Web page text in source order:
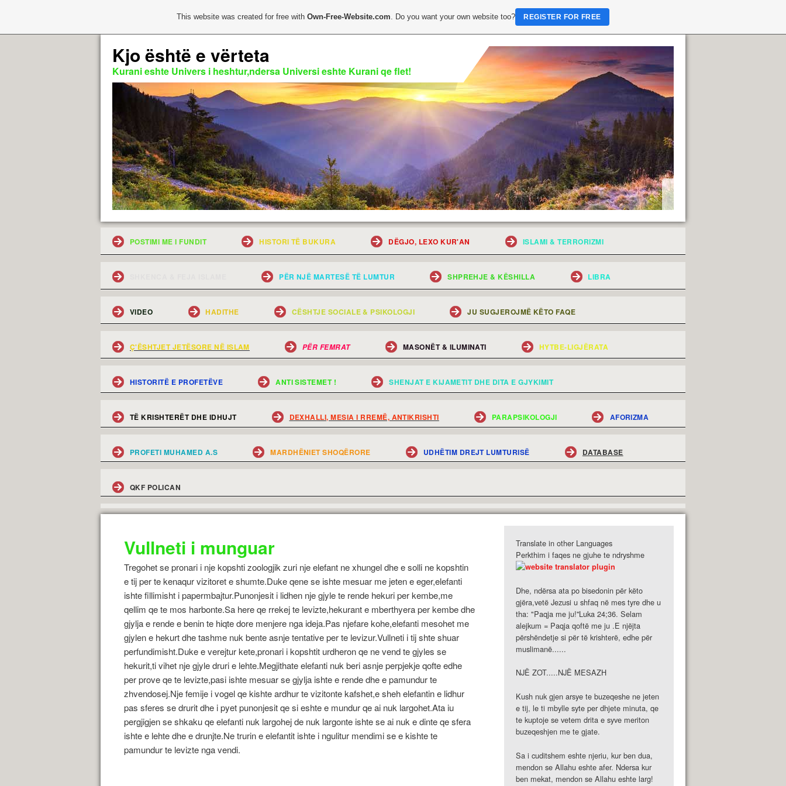
Kjo është e vërteta
Kurani eshte Univers i heshtur,ndersa Universi eshte Kurani qe flet!
POSTIMI ME I FUNDIT HISTORI TË BUKURA DËGJO, LEXO KUR'AN ISLAMI & TERRORIZMI
PËR NJË MARTESË TË LUMTUR SHPREHJE & KËSHILLA LIBRA
VIDEO HADITHE CËSHTJE SOCIALE & PSIKOLOGJI JU SUGJEROJMË KËTO FAQE
Ç'ËSHTJET JETËSORE NË ISLAM PËR FEMRAT MASONËT & ILUMINATI HYTBE-LIGJËRATA
HISTORITË E PROFETËVE ANTI SISTEMET ! SHENJAT E KIJAMETIT DHE DITA E GJYKIMIT
TË KRISHTERËT DHE IDHUJT DEXHALLI, MESIA I RREMË, ANTIKRISHTI PARAPSIKOLOGJI AFORIZMA
PROFETI MUHAMED A.S MARDHËNIET SHOQËRORE UDHËTIM DREJT LUMTURISË DATABASE
QKF POLICAN
Vullneti i munguar
Tregohet se pronari i nje kopshti zoologjik zuri nje elefant ne xhungel dhe e solli ne kopshtin
e tij per te kenaqur vizitoret e shumte.Duke qene se ishte mesuar me jeten e eger,elefanti
ishte fillimisht i papermbajtur.Punonjesit i lidhen nje gjyle te rende hekuri per kembe,me
qellim qe te mos harbonte.Sa here qe rrekej te levizte,hekurant e mberthyera per kembe dhe
gjylja e rende e benin te hiqte dore menjere nga ideja.Pas njefare kohe,elefanti mesohet me
gjylen e hekurt dhe tashme nuk bente asnje tentative per te levizur.Vullneti i tij shte shuar
perfundimisht.Duke e verejtur kete,pronari i kopshtit urdheron qe ne vend te gjyles se
hekurit,ti vihet nje gjyle druri e lehte.Megjithate elefanti nuk beri asnje perpjekje qofte edhe
per prove qe te levizte,pasi ishte mesuar se gjylja ishte e rende dhe e pamundur te
zhvendosej.Nje femije i vogel qe kishte ardhur te vizitonte kafshet,e sheh elefantin e lidhur
pas sferes se drurit dhe i pyet punonjesit qe si eshte e mundur qe ai nuk largohet.Ata iu
pergjigjen se shkaku qe elefanti nuk largohej de nuk largonte ishte se ai nuk e dinte qe sfera
ishte e lehte dhe e drunjte.Ne trurin e elefantit ishte i ngulitur mendimi se e kishte te
pamundur te levizte nga vendi.
Translate in other Languages
Perkthim i faqes ne gjuhe te ndryshme
Dhe, ndërsa ata po bisedonin për këto
gjëra,vetë Jezusi u shfaq në mes tyre dhe u
tha: "Paqja me ju!''Luka 24;36. Selam
alejkum = Paqja qoftë me ju .E njëjta
përshëndetje si për të krishterë, edhe për
muslimanë......
NJË ZOT.....NJË MESAZH
Kush nuk gjen arsye te buzeqeshe ne jeten
e tij, le ti mbylle syte per dhjete minuta, qe
te kuptoje se vetem drita e syve meriton
buzeqeshjen me te gjate.
Sa i cuditshem eshte njeriu, kur ben dua,
mendon se Allahu eshte afer. Ndersa kur
ben mekat, mendon se Allahu eshte larg!
This website was created for free withOwn-Free-Website.com. Do you want your own website too? REGISTER FOR FREE